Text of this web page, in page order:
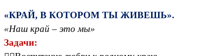
«КРАЙ, В КОТОРОМ ТЫ ЖИВЕШЬ».
«Наш край – это мы»
Задачи: